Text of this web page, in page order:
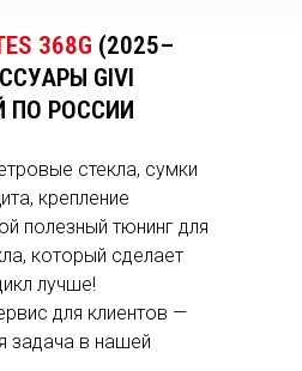
368G (2025–
GIVI
ПО РОССИИ
стекла, сумки
крепление
полезный тюнинг для
который сделает
лучше!
для клиентов —
задача в нашей